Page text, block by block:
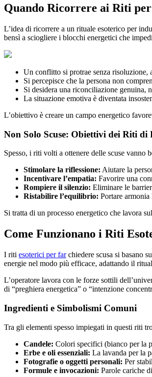
Quando Ricorrere ai Riti
L’idea di ricorrere a un rituale esoterico per
bensì a sciogliere i blocchi energetici che
Un conflitto si protrae senza risoluzione,
Si percepisce che la persona non
Si desidera una riconciliazione genuina,
La situazione emotiva è diventata
L’obiettivo è creare un campo energetico
Non Solo Scuse: Obiettivi dei Riti di
Spesso, i riti volti a ottenere delle scuse vanno
Stimolare la riflessione: Aiutare la
Incentivare l’empatia: Favorire una
Rompiere il silenzio: Eliminare le
Ristabilire l’equilibrio: Portare
Si tratta di un processo energetico che lavora
Come Funzionano i Riti
I riti esoterici per farchiedere scusa si basano
energie nel modo più efficace, adattando il
L’operatore lavora con le forze sottili
di “preghiera energetica” o “intenzione
Ingredienti e Simbolismi Comuni
Tra gli elementi spesso impiegati in questi riti
Candele: Colori specifici (bianco per la
Erbe e oli essenziali: La lavanda per la
Fotografie o oggetti personali: Per
Formule e invocazioni: Parole cariche